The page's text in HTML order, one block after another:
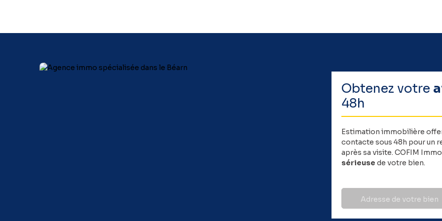
Obtenez votre
48h
Estimation immobilière
contacte sous 48h pour un
après sa visite. COFIM
sérieuse de votre bien.
Adresse de votre bien